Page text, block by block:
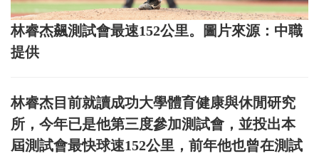
林睿杰飆測試會最速152公里。圖片來源：中職
提供
林睿杰目前就讀成功大學體育健康與休閒研究
所，今年已是他第三度參加測試會，並投出本
屆測試會最快球速152公里，前年他也曾在測試